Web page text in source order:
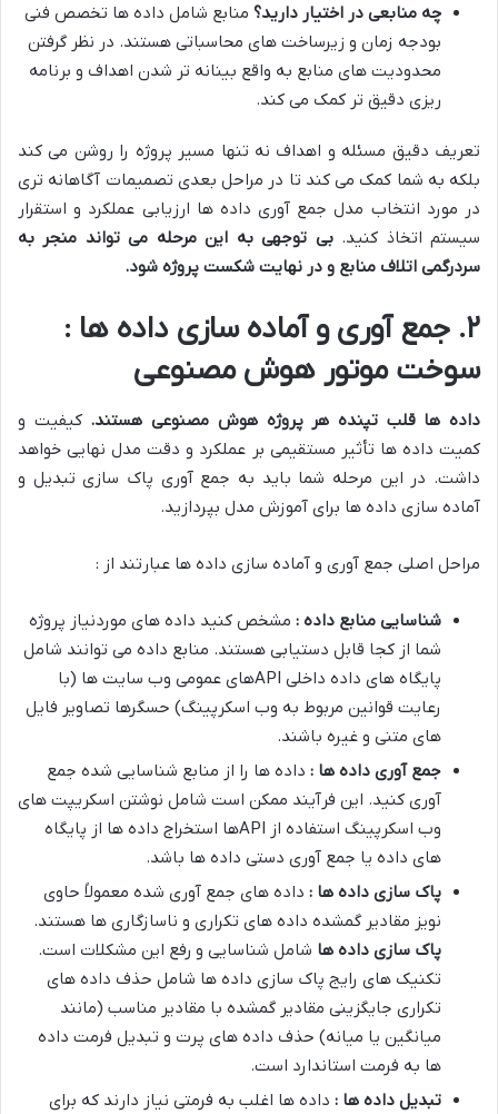
چه منابعی در اختیار دارید؟ منابع شامل داده ها تخصص فنی
بودجه زمان و زیرساخت های محاسباتی هستند. در نظر گرفتن
محدودیت های منابع به واقع بینانه تر شدن اهداف و برنامه
ریزی دقیق تر کمک می کند.
تعریف دقیق مسئله و اهداف نه تنها مسیر پروژه را روشن می کند
بلکه به شما کمک می کند تا در مراحل بعدی تصمیمات آگاهانه تری
در مورد انتخاب مدل جمع آوری داده ها ارزیابی عملکرد و استقرار
سیستم اتخاذ کنید.بی توجهی به این مرحله می تواند منجر به
سردرگمی اتلاف منابع و در نهایت شکست پروژه شود.
۲. جمع آوری و آماده سازی داده ها :
سوخت موتور هوش مصنوعی
داده ها قلب تپنده هر پروژه هوش مصنوعی هستند. کیفیت و
کمیت داده ها تأثیر مستقیمی بر عملکرد و دقت مدل نهایی خواهد
داشت. در این مرحله شما باید به جمع آوری پاک سازی تبدیل و
آماده سازی داده ها برای آموزش مدل بپردازید.
مراحل اصلی جمع آوری و آماده سازی داده ها عبارتند از :
شناسایی منابع داده : مشخص کنید داده های موردنیاز پروژه
شما از کجا قابل دستیابی هستند. منابع داده می توانند شامل
پایگاه های داده داخلی APIهای عمومی وب سایت ها (با
رعایت قوانین مربوط به وب اسکرپینگ) حسگرها تصاویر فایل
های متنی و غیره باشند.
جمع آوری داده ها : داده ها را از منابع شناسایی شده جمع
آوری کنید. این فرآیند ممکن است شامل نوشتن اسکریپت های
وب اسکرپینگ استفاده از APIها استخراج داده ها از پایگاه
های داده یا جمع آوری دستی داده ها باشد.
پاک سازی داده ها : داده های جمع آوری شده معمولاً حاوی
نویز مقادیر گمشده داده های تکراری و ناسازگاری ها هستند.
پاک سازی داده ها شامل شناسایی و رفع این مشکلات است.
تکنیک های رایج پاک سازی داده ها شامل حذف داده های
تکراری جایگزینی مقادیر گمشده با مقادیر مناسب (مانند
میانگین یا میانه) حذف داده های پرت و تبدیل فرمت داده
ها به فرمت استاندارد است.
تبدیل داده ها : داده ها اغلب به فرمتی نیاز دارند که برای